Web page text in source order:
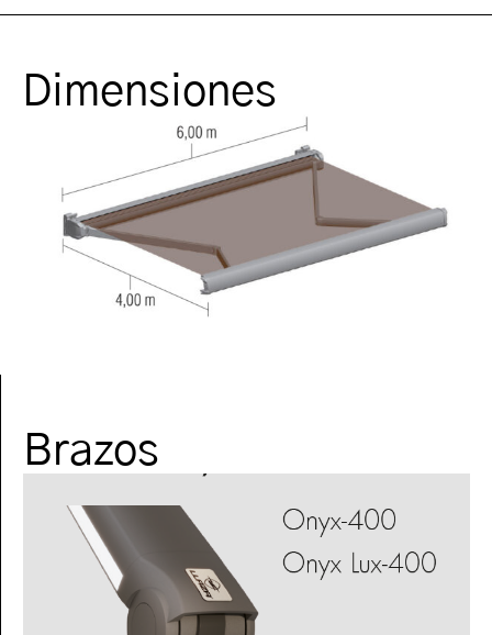
Dimensiones
Brazos